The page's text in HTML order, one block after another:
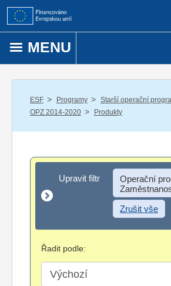
Přejít k obsahu
MENU
ESF / Programy / Starší operační
OPZ 2014-2020 / Produkty
Upravit filtr
Upravit filtr
Operační
Zrušit vše
Řadit podle: